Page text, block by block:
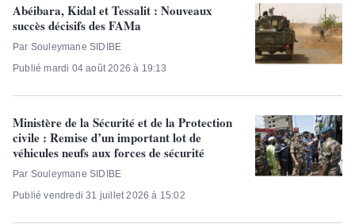
Abéibara, Kidal et Tessalit : Nouveaux
succès décisifs des FAMa
Par Souleymane SIDIBE
Publié mardi 04 août 2026 à 19:13
Ministère de la Sécurité et de la Protection
civile : Remise d’un important lot de
véhicules neufs aux forces de sécurité
Par Souleymane SIDIBE
Publié vendredi 31 juillet 2026 à 15:02